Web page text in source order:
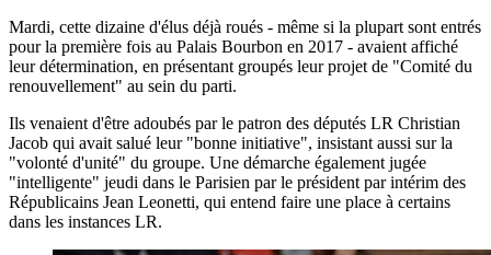
Mardi, cette dizaine d'élus déjà roués - même si la plupart sont entrés
pour la première fois au Palais Bourbon en 2017 - avaient affiché
leur détermination, en présentant groupés leur projet de "Comité du
renouvellement" au sein du parti.
Ils venaient d'être adoubés par le patron des députés LR Christian
Jacob qui avait salué leur "bonne initiative", insistant aussi sur la
"volonté d'unité" du groupe. Une démarche également jugée
"intelligente" jeudi dans le Parisien par le président par intérim des
Républicains Jean Leonetti, qui entend faire une place à certains
dans les instances LR.